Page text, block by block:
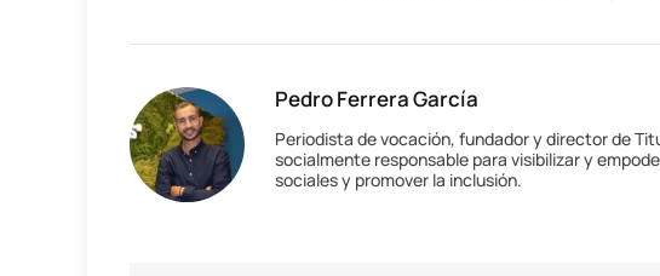
Pedro Ferrera García
Periodista de vocación, fundador y director de
socialmente responsable para visibilizar y
sociales y promover la inclusión.